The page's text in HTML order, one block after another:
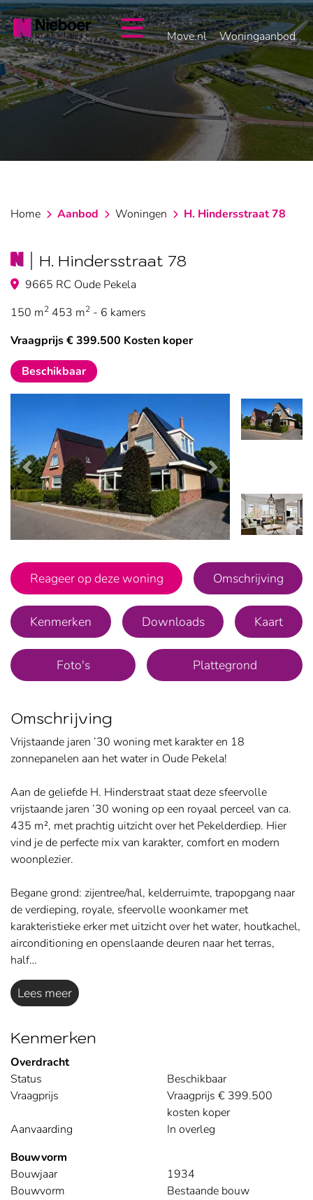
overslaan
Move.nl
Woningaanbod
Home Aanbod Woningen H. Hindersstraat 78
H. Hindersstraat 78
9665 RC Oude Pekela
150 m2 453 m2 - 6 kamers
Vraagprijs € 399.500 Kosten koper
Beschikbaar
Vorige Volgende
Reageer op deze woning Omschrijving
Kenmerken Downloads Kaart
Foto's Plattegrond
Omschrijving
Vrijstaande jaren ’30 woning met karakter en 18
zonnepanelen aan het water in Oude Pekela!
Aan de geliefde H. Hinderstraat staat deze sfeervolle
vrijstaande jaren ’30 woning op een royaal perceel van ca.
435 m², met prachtig uitzicht over het Pekelderdiep. Hier
vind je de perfecte mix van karakter, comfort en modern
woonplezier.
Begane grond: zijentree/hal, kelderruimte, trapopgang naar
de verdieping, royale, sfeervolle woonkamer met
karakteristieke erker met uitzicht over het water, houtkachel,
airconditioning en openslaande deuren naar het terras,
half…
Lees meer
Kenmerken
Overdracht
Status
Beschikbaar
Vraagprijs
Vraagprijs € 399.500
kosten koper
Aanvaarding
In overleg
Bouwvorm
Bouwjaar
1934
Bouwvorm
Bestaande bouw